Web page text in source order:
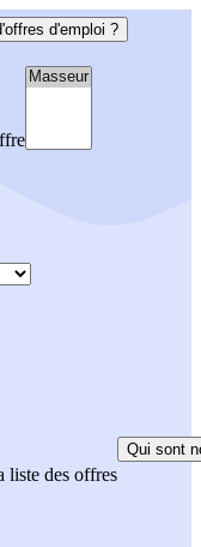
d'emploi ?
liste des offres
Qui sont